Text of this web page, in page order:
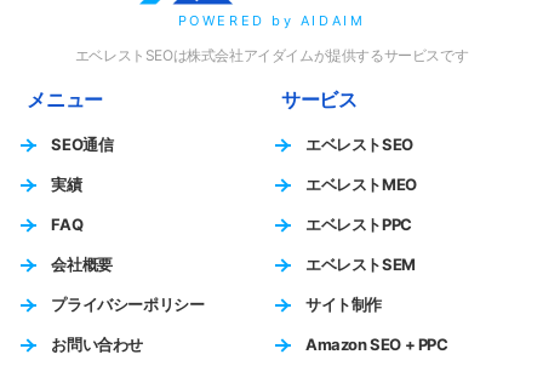
POWERED by AIDAIM
エベレストSEOは株式会社アイダイムが提供するサービスです
メニュー
SEO通信
実績
FAQ
会社概要
プライバシーポリシー
お問い合わせ
サービス
エベレストSEO
エベレストMEO
エベレストPPC
エベレストSEM
サイト制作
Amazon SEO + PPC